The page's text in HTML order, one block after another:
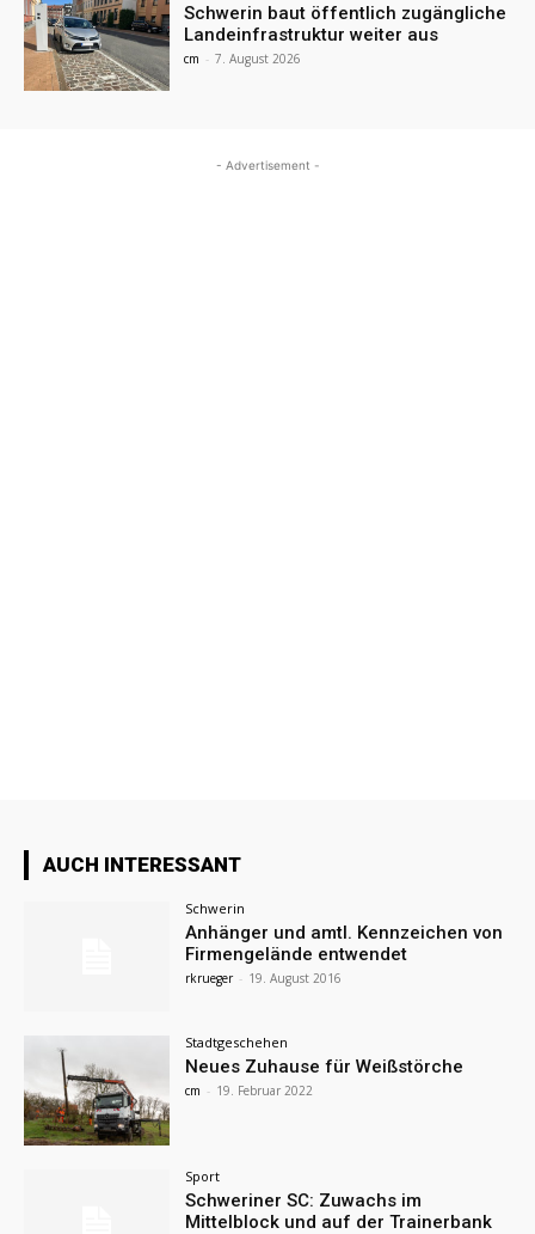
Schwerin baut öffentlich zugängliche
Landeinfrastruktur weiter aus
cm - 7. August 2026
- Advertisement -
AUCH INTERESSANT
Schwerin
Anhänger und amtl. Kennzeichen von
Firmengelände entwendet
rkrueger - 19. August 2016
Stadtgeschehen
Neues Zuhause für Weißstörche
cm - 19. Februar 2022
Sport
Schweriner SC: Zuwachs im
Mittelblock und auf der Trainerbank